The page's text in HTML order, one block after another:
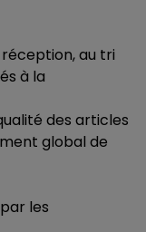
au tri
à la
des articles
global de
les